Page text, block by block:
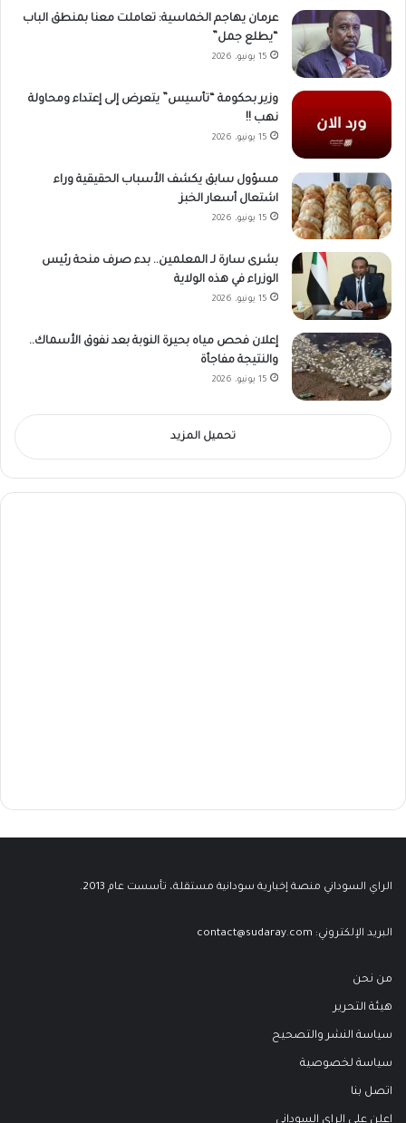
عرمان يهاجم الخماسية: تعاملت معنا بمنطق الباب
“يطلع جمل”
15 يونيو، 2026
وزير بحكومة “تأسيس” يتعرض إلى إعتداء ومحاولة
نهب !!
15 يونيو، 2026
مسؤول سابق يكشف الأسباب الحقيقية وراء
اشتعال أسعار الخبز
15 يونيو، 2026
بشرى سارة لـ المعلمين.. بدء صرف منحة رئيس
الوزراء في هذه الولاية
15 يونيو، 2026
إعلان فحص مياه بحيرة النوبة بعد نفوق الأسماك..
والنتيجة مفاجأة
15 يونيو، 2026
تحميل المزيد
الراي السوداني منصة إخبارية سودانية مستقلة، تأسست عام 2013.
البريد الإلكتروني: contact@sudaray.com
من نحن
هيئة التحرير
سياسة النشر والتصحيح
سياسة لخصوصية
اتصل بنا
اعلن على الراي السوداني